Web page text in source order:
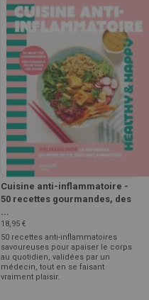
Cuisine anti-inflammatoire -
50 recettes gourmandes, des
...
18,95 €
50 recettes anti-inflammatoires
savoureuses pour apaiser le corps
au quotidien, validées par un
médecin, tout en se faisant
vraiment plaisir.